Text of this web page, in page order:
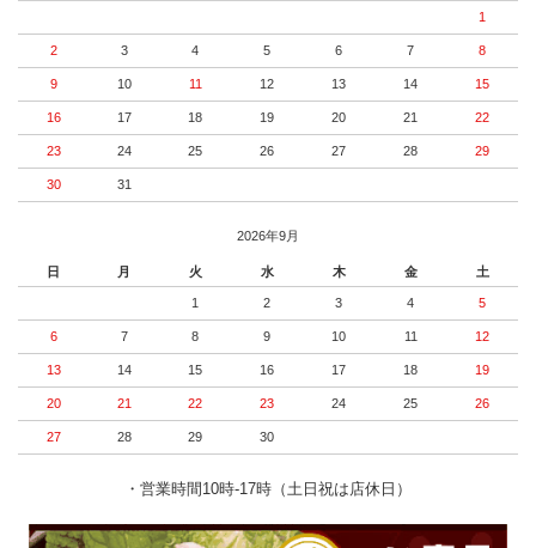
1
2 3 4 5 6 7 8
9 10 11 12 13 14 15
16 17 18 19 20 21 22
23 24 25 26 27 28 29
30 31
2026年9月
日 月 火 水 木 金 土
1 2 3 4 5
6 7 8 9 10 11 12
13 14 15 16 17 18 19
20 21 22 23 24 25 26
27 28 29 30
・営業時間10時-17時（土日祝は店休日）